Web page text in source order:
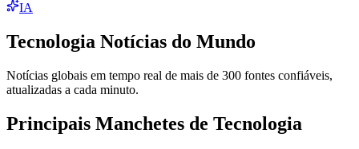
IA
Tecnologia Notícias do Mundo
Notícias globais em tempo real de mais de 300 fontes confiáveis,
atualizadas a cada minuto.
Principais Manchetes de Tecnologia